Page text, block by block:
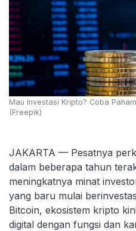
Mau Investasi Kripto? Coba
(Freepik)
JAKARTA — Pesatnya
dalam beberapa tahun
meningkatnya minat
yang baru mulai
Bitcoin, ekosistem kripto
digital dengan fungsi dan